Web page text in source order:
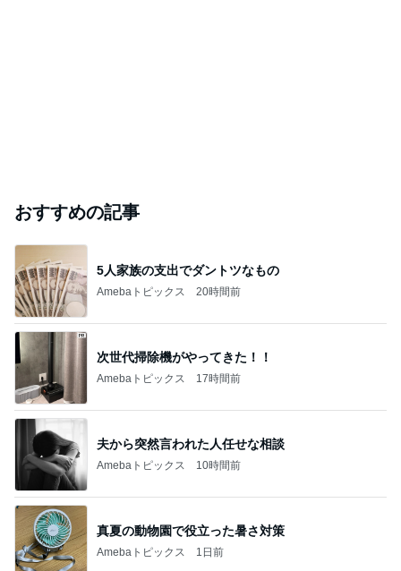
おすすめの記事
5人家族の支出でダントツなもの
Amebaトピックス 20時間前
次世代掃除機がやってきた！！
Amebaトピックス 17時間前
夫から突然言われた人任せな相談
Amebaトピックス 10時間前
真夏の動物園で役立った暑さ対策
Amebaトピックス 1日前